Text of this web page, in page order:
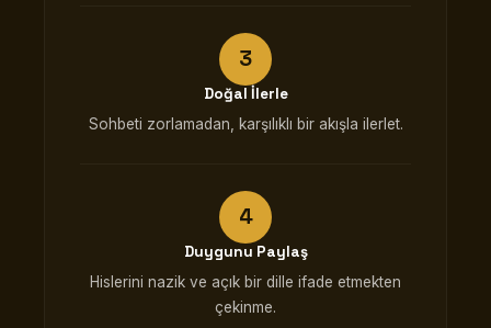
Doğal İlerle
Sohbeti zorlamadan, karşılıklı bir akışla ilerlet.
Duygunu Paylaş
Hislerini nazik ve açık bir dille ifade etmekten
çekinme.